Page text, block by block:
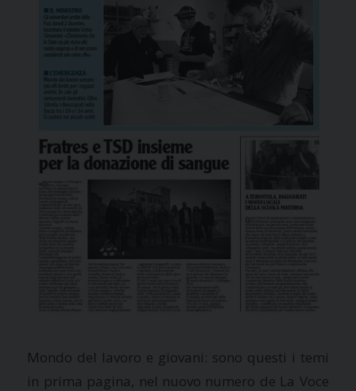
Mondo del lavoro e giovani: sono questi i temi
in prima pagina, nel nuovo numero de La Voce